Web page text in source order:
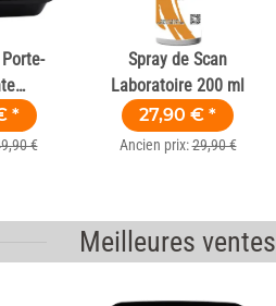
*
€
Spray de Scan
Laboratoire 200 ml
27,90 € *
Ancien prix:29,90 €
Meilleures ventes